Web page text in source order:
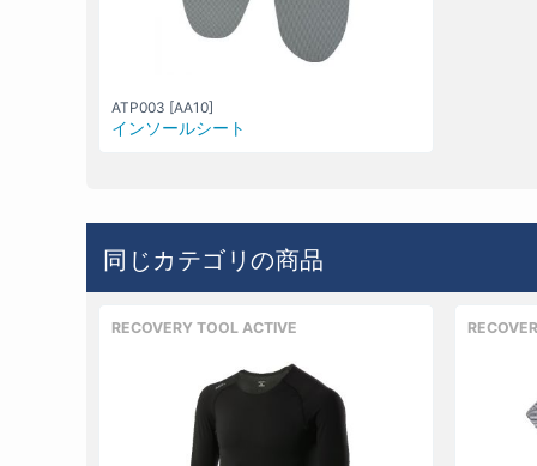
ATP003 [AA10]
インソールシート
同じカテゴリの商品
RECOVERY TOOL ACTIVE